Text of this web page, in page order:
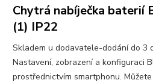
Chytrá nabíječka baterií
(1) IP22
Skladem u dodavatele-dodání do
Nastavení, zobrazení a konfiguraci
prostřednictvím smartphonu.